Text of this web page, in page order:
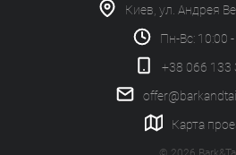
Киев, ул. Андрея
Пн-Вс: 10:00
+38 066 133
Карта